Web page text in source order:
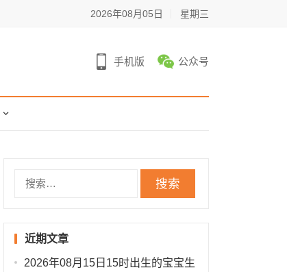
2026年08月05日 星期三
手机版 公众号
近期文章
2026年08月15日15时出生的宝宝生